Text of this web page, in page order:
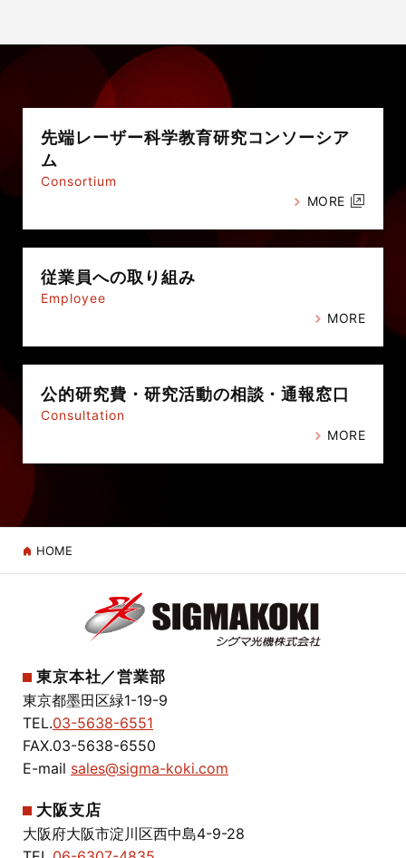
先端レーザー科学教育研究コンソーシア
ム
Consortium
MORE
従業員への取り組み
Employee
MORE
公的研究費・ 研究活動の相談・通報窓口
Consultation
MORE
HOME
東京本社／営業部
東京都墨田区緑1-19-9
TEL.03-5638-6551
FAX.03-5638-6550
E-mail sales@sigma-koki.com
大阪支店
大阪府大阪市淀川区西中島4-9-28